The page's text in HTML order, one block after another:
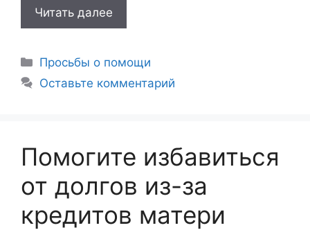
Читать далее
Рубрики
Просьбы о помощи
Оставьте комментарий
Помогите избавиться
от долгов из-за
кредитов матери